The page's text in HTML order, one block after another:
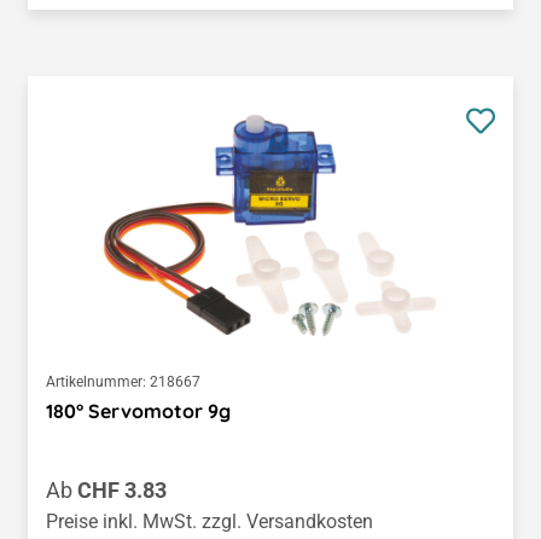
Artikelnummer: 218667
180° Servomotor 9g
Regulärer Preis:
AbCHF 3.83
Preise inkl. MwSt. zzgl. Versandkosten